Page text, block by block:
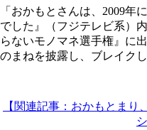
「おかもとさんは、2009年
でした』（フジテレビ系）
らないモノマネ選手権』に
のまねを披露し、ブレイクし
【関連記事：おかもとま